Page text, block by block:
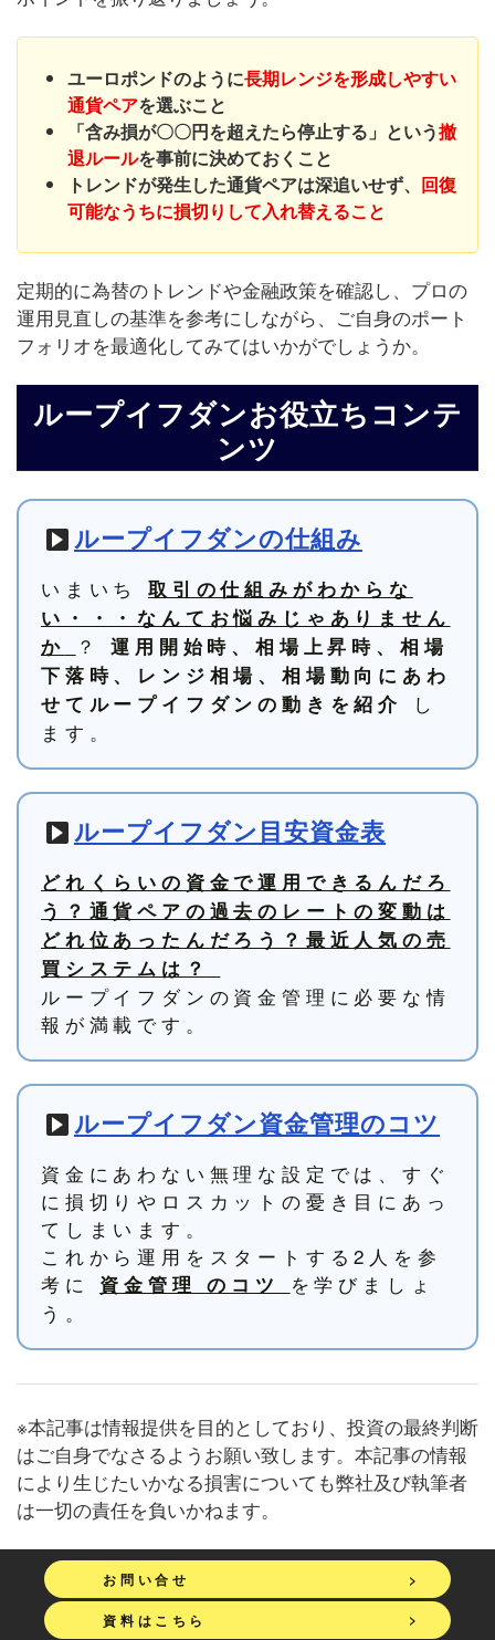
ユーロポンドのように長期レンジを形成しやすい
通貨ペアを選ぶこと
「含み損が〇〇円を超えたら停止する」という撤
退ルールを事前に決めておくこと
トレンドが発生した通貨ペアは深追いせず、 回復
可能なうちに損切りして入れ替えること
定期的に為替のトレンドや金融政策を確認し、プロの
運用見直しの基準を参考にしながら、ご自身のポート
フォリオを最適化してみてはいかがでしょうか。
ループイフダンお役立ちコンテ
ンツ
ループイフダンの仕組み
いまいち 取引の仕組みがわからな
い・・・なんてお悩みじゃありません
か
？運用開始時、相場上昇時、相場
下落時、レンジ相場、相場動向にあわ
せてループイフダンの動きを紹介
し
ます。
ループイフダン目安資金表
どれくらいの資金で運用できるんだろ
う？通貨ペアの過去のレートの変動は
どれ位あったんだろう？最近人気の売
買システムは？
ループイフダンの資金管理に必要な情
報が満載です。
ループイフダン資金管理のコツ
資金にあわない無理な設定では、すぐ
に損切りやロスカットの憂き目にあっ
てしまいます。
これから運用をスタートする2人を参
考に 資金管理 のコツ を学びましょ
う。
※本記事は情報提供を目的としており、投資の最終判断
はご自身でなさるようお願い致します。本記事の情報
により生じたいかなる損害についても弊社及び執筆者
は一切の責任を負いかねます。
>
お問い合せ
>
資料はこちら